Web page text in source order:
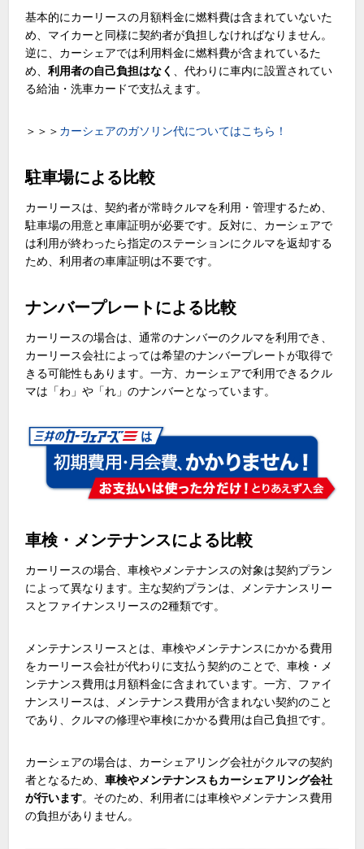
基本的にカーリースの月額料金に燃料費は含まれていないた
め、マイカーと同様に契約者が負担しなければなりません。
逆に、カーシェアでは利用料金に燃料費が含まれているた
め、利用者の自己負担はなく
、代わりに車内に設置されてい
る給油・洗車カードで支払えます。
＞＞＞ カーシェアのガソリン代についてはこちら！
駐車場による比較
カーリースは、契約者が常時クルマを利用・管理するため、
駐車場の用意と車庫証明が必要です。反対に、カーシェアで
は利用が終わったら指定のステーションにクルマを返却する
ため、利用者の車庫証明は不要です。
ナンバープレートによる比較
カーリースの場合は、通常のナンバーのクルマを利用でき、
カーリース会社によっては希望のナンバープレートが取得で
きる可能性もあります。一方、カーシェアで利用できるクル
マは「わ」や「れ」のナンバーとなっています。
車検・メンテナンスによる比較
カーリースの場合、車検やメンテナンスの対象は契約プラン
によって異なります。主な契約プランは、メンテナンスリー
スとファイナンスリースの2種類です。
メンテナンスリースとは、車検やメンテナンスにかかる費用
をカーリース会社が代わりに支払う契約のことで、車検・メ
ンテナンス費用は月額料金に含まれています。一方、ファイ
ナンスリースは、メンテナンス費用が含まれない契約のこと
であり、クルマの修理や車検にかかる費用は自己負担です。
カーシェアの場合は、カーシェアリング会社がクルマの契約
者となるため、車検やメンテナンスもカーシェアリング会社
が行います。そのため、利用者には車検やメンテナンス費用
の負担がありません。